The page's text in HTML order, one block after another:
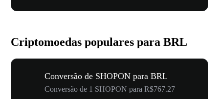
Criptomoedas populares para BRL
Conversão de SHOPON para BRL
Conversão de 1 SHOPON para R$767.27